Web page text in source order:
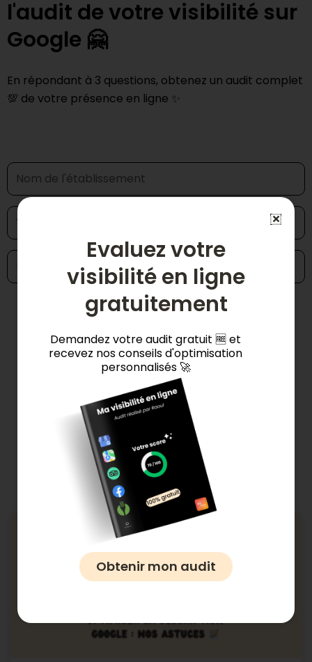
l'audit de votre visibilité sur
Google 🤗
En répondant à 3 questions, obtenez un audit complet
💯 de votre présence en ligne ✨
Demander mon audit 📊
Ces articles pourraient
vous intéresser 👇
Evaluez votre
visibilité en ligne
gratuitement
Demandez votre audit gratuit 🆓 et
recevez nos conseils d'optimisation
personnalisés 🚀
Obtenir mon audit